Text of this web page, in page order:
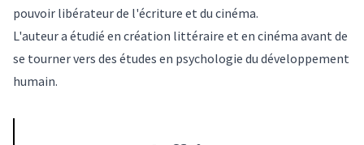
pouvoir libérateur de l'écriture et du cinéma.
L'auteur a étudié en création littéraire et en cinéma avant de
se tourner vers des études en psychologie du développement
humain.